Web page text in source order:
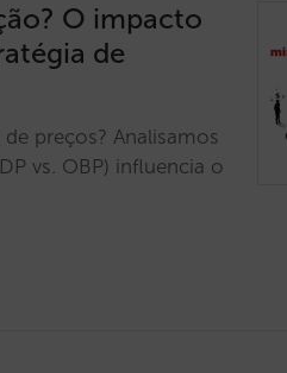
O impacto
de
preços? Analisamos
vs. OBP) influencia o